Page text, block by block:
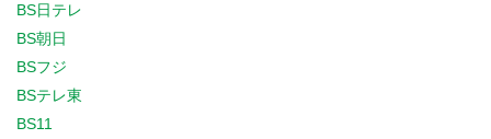
BS日テレ
BS朝日
BSフジ
BSテレ東
BS11